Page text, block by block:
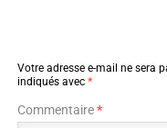
Votre adresse e-mail ne sera
indiqués avec *
Commentaire*